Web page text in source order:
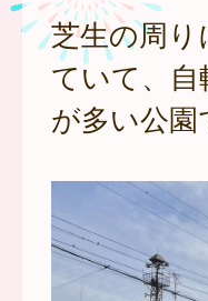
芝生の周
ていて、
が多い公園